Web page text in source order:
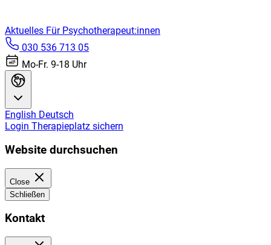
Aktuelles Für Psychotherapeut:innen
030 536 713 05
Mo-Fr. 9-18 Uhr
English Deutsch
Login Therapieplatz sichern
Website durchsuchen
Close
Schließen
Kontakt